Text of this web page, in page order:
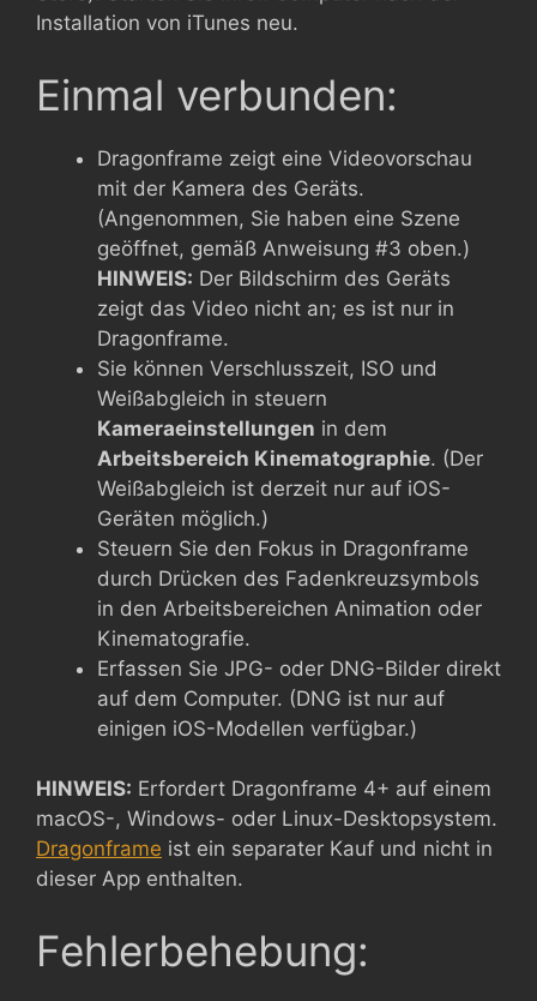
Installation von iTunes neu.
Einmal verbunden:
Dragonframe zeigt eine Videovorschau
mit der Kamera des Geräts.
(Angenommen, Sie haben eine Szene
geöffnet, gemäß Anweisung #3 oben.)
HINWEIS: Der Bildschirm des Geräts
zeigt das Video nicht an; es ist nur in
Dragonframe.
Sie können Verschlusszeit, ISO und
Weißabgleich in steuern
Kameraeinstellungen in dem
Arbeitsbereich Kinematographie. (Der
Weißabgleich ist derzeit nur auf iOS-
Geräten möglich.)
Steuern Sie den Fokus in Dragonframe
durch Drücken des Fadenkreuzsymbols
in den Arbeitsbereichen Animation oder
Kinematografie.
Erfassen Sie JPG- oder DNG-Bilder direkt
auf dem Computer. (DNG ist nur auf
einigen iOS-Modellen verfügbar.)
HINWEIS: Erfordert Dragonframe 4+ auf einem
macOS-, Windows- oder Linux-Desktopsystem.
Dragonframe ist ein separater Kauf und nicht in
dieser App enthalten.
Fehlerbehebung: